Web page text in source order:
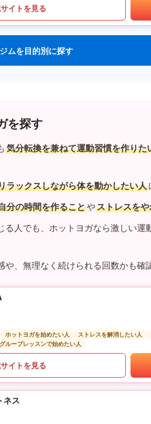
イトを見る
ムを目的別に探す
を探す
気分転換を兼ねて運動習慣を作りた
ラックスしながら体を動かしたい人
分の時間を作ることやストレスを
る人でも、ホットヨガなら激しい運
、無理なく続けられる回数かも確
ホットヨガを始めたい人 ストレスを解消したい人
グループレッスンで始めたい人
イトを見る
ネス